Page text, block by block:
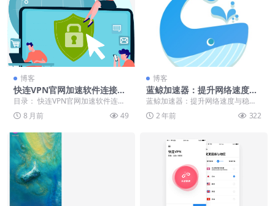
博客
快连VPN官网加速软件连接失
败怎么办
目录： 快连VPN官网加速软件连接
失败怎么办？ 检查网络与软件设置
以解决连接问题...
8 月前 49
博客
蓝鲸加速器：提升网络速度与
稳定性的必备软件，下载、配
置及运用指南
蓝鲸加速器：提升网络速度与稳定
性的必备软件，下载、配置及运用
指南 ...
2 年前 322